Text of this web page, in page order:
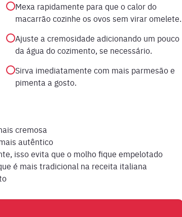
Mexa rapidamente para que o calor do
macarrão cozinhe os ovos sem virar omelete.
Ajuste a cremosidade adicionando um pouco
da água do cozimento, se necessário.
Sirva imediatamente com mais parmesão e
pimenta a gosto.
cremosa
autêntico
isso evita que o molho fique empelotado
é mais tradicional na receita italiana